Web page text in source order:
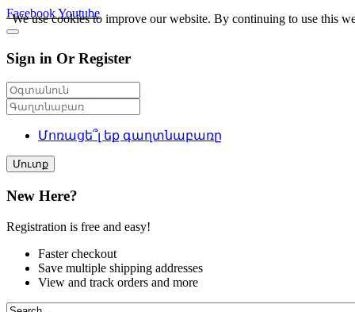
FacebookYoutube
Sign in Or Register
Մոռացե՞լ եք գաղտնաբառը
Մուտք
New Here?
Registration is free and easy!
Faster checkout
Save multiple shipping addresses
View and track orders and more
We use cookies to improve our website. By continuing to use this